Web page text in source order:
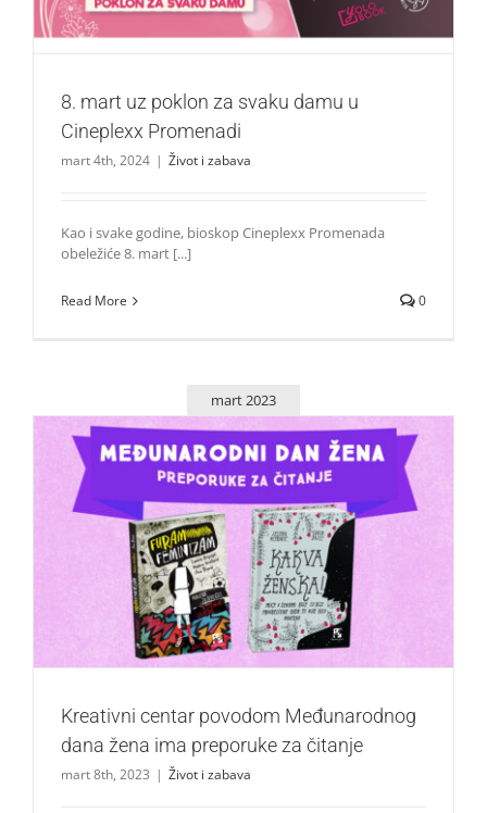
8. mart uz poklon za svaku damu u
Cineplexx Promenadi
mart 4th, 2024 | Život i zabava
Kao i svake godine, bioskop Cineplexx Promenada
obeležiće 8. mart [...]
Read More 0
mart 2023
Kreativni centar povodom Međunarodnog dana žena ima
preporuke za čitanje
Život i zabava
Kreativni centar povodom Međunarodnog
dana žena ima preporuke za čitanje
mart 8th, 2023 | Život i zabava